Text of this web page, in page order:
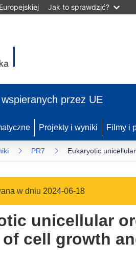
Jak to sprawdzić?
przez UE
Projekty i wyniki Filmy i
PR7 Eukaryotic
w dniu 2024-06-18
unicellular
cell growth